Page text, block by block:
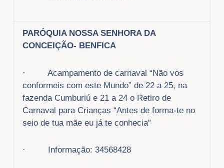
PARÓQUIA NOSSA SENHORA DA
CONCEIÇÃO- BENFICA
· Acampamento de carnaval “Não vos
conformeis com este Mundo” de 22 a 25, na
fazenda Cumburiú e 21 a 24 o Retiro de
Carnaval para Crianças “Antes de forma-te no
seio de tua mãe eu já te conhecia”
· Informação: 34568428